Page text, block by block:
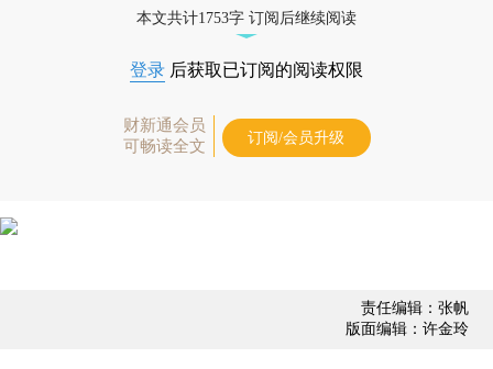
本文共计1753字 订阅后继续阅读
登录 后获取已订阅的阅读权限
财新通会员
可畅读全文
订阅/会员升级
责任编辑：张帆
版面编辑：许金玲